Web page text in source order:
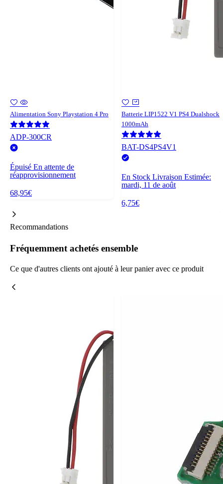
Alimentation Sony Playstation 4 Pro
ADP-300CR
Épuisé En attente de
réapprovisionnement
68,95€
Batterie LIP1522 V1 PS4 Dualshock
1000mAh
BAT-DS4PS4V1
En Stock Livraison Estimée:
mardi, 11 de août
6,75€
Recommandations
Fréquemment achetés ensemble
Ce que d'autres clients ont ajouté à leur panier avec ce produit